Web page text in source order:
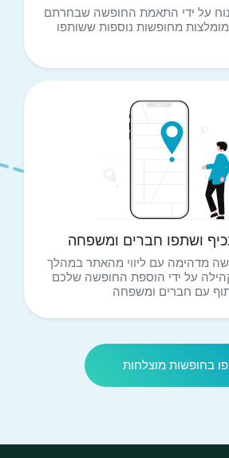
ושתפו חברים ומשפחה
מדהימה עם ליווי מהאתר במהלך
על ידי הוספת החופשה שלכם
עם חברים ומשפחה
על ידי התאמת החופשה שבחרתם
מומלצות מחופשות נוספות ששותפו
בחופשות מוצלחות